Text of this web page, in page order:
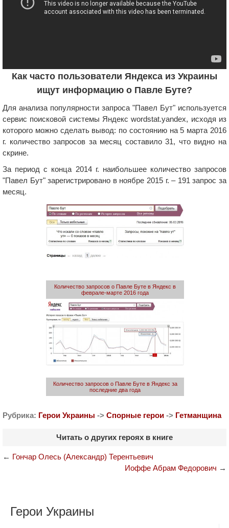
Как часто пользователи Яндекса из Украины
ищут информацию о Павле Буте?
Для анализа популярности запроса "Павел Бут" используется
сервис поисковой системы Яндекс wordstat.yandex, исходя из
которого можно сделать вывод: по состоянию на 5 марта 2016
г. количество запросов за месяц составило 31, что видно на
скрине.
За период с конца 2014 г. наибольшее количество запросов
"Павел Бут" зарегистрировано в ноябре 2015 г. – 191 запрос за
месяц.
Количество запросов о Павле Буте в Яндекс в
феврале-марте 2016 года
Количество запросов о Павле Буте в Яндекс за
последние два года
Рубрика: Герои Украины -> Спорные герои -> Гетманщина
Читать о других героях в книге
← Гончар Олесь (Александр) Терентьевич
Иоффе Абрам Федорович →
Герои Украины